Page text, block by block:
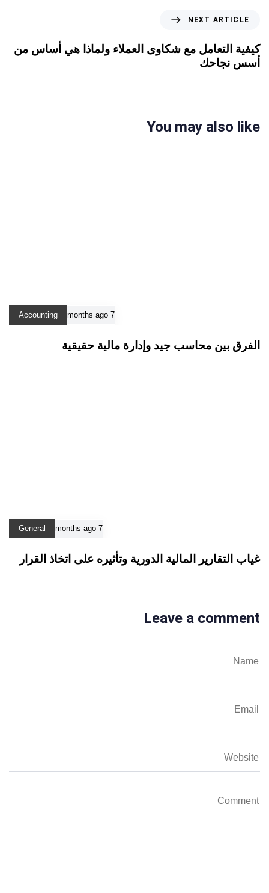
NEXT ARTICLE
كيفية التعامل مع شكاوى العملاء ولماذا هي أساس من
أسس نجاحك
You may also like
7 months ago
Accounting
الفرق بين محاسب جيد وإدارة مالية حقيقية
7 months ago
General
غياب التقارير المالية الدورية وتأثيره على اتخاذ القرار
Leave a comment